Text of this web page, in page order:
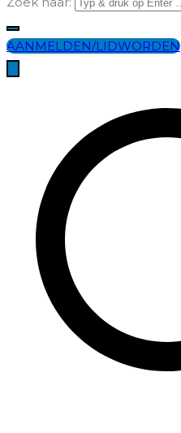
AANMELDEN/LIDWORDEN